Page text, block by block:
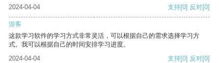
2024-04-04 支持[0] 反对[0]
游客
这款学习软件的学习方式非常灵活，可以根据自己的需求选择学习方
式。我可以根据自己的时间安排学习进度。
2024-04-04
支持[0] 反对[0]